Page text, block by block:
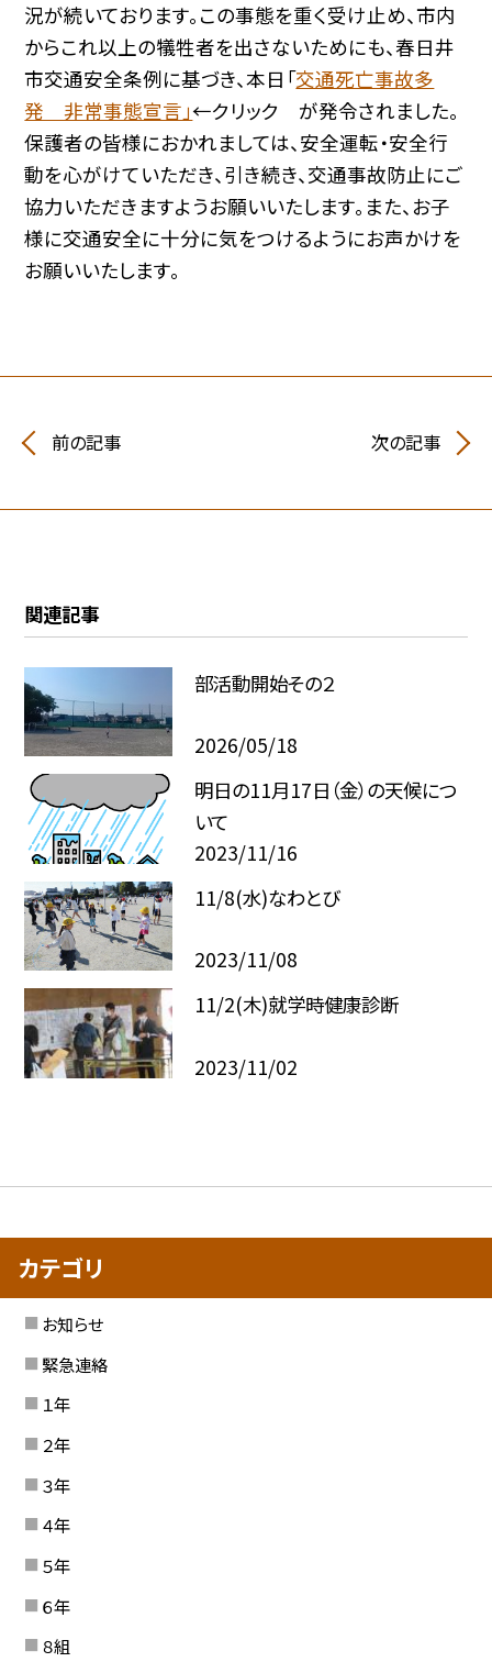
況が続いております。この事態を重く受け止め、市内
からこれ以上の犠牲者を出さないためにも、春日井
市交通安全条例に基づき、本日「交通死亡事故多
発 非常事態宣言」←クリック が発令されました。
保護者の皆様におかれましては、安全運転・安全行
動を心がけていただき、引き続き、交通事故防止にご
協力いただきますようお願いいたします。また、お子
様に交通安全に十分に気をつけるようにお声かけを
お願いいたします。
前の記事 次の記事
関連記事
部活動開始その２
2026/05/18
明日の11月17日（金）の天候につ
いて
2023/11/16
11/8(水)なわとび
2023/11/08
11/2(木)就学時健康診断
2023/11/02
カテゴリ
お知らせ
緊急連絡
１年
２年
３年
４年
５年
６年
８組